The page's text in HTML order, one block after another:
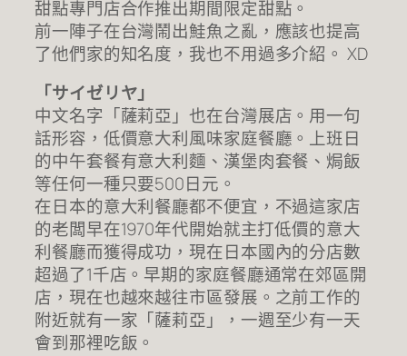
甜點專門店合作推出期間限定甜點。
前一陣子在台灣鬧出鮭魚之亂，應該也提高
了他們家的知名度，我也不用過多介紹。 XD
「サイゼリヤ」
中文名字「薩莉亞」也在台灣展店。用一句
話形容，低價意大利風味家庭餐廳。上班日
的中午套餐有意大利麵、漢堡肉套餐、焗飯
等任何一種只要500日元。
在日本的意大利餐廳都不便宜，不過這家店
的老闆早在1970年代開始就主打低價的意大
利餐廳而獲得成功，現在日本國內的分店數
超過了1千店。早期的家庭餐廳通常在郊區開
店，現在也越來越往市區發展。之前工作的
附近就有一家「薩莉亞」，一週至少有一天
會到那裡吃飯。